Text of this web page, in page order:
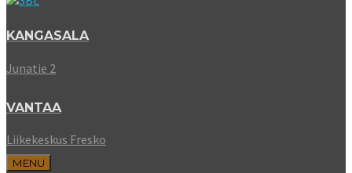
KANGASALA
Junatie 2
VANTAA
Liikekeskus Fresko
MENU